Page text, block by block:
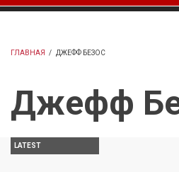
ГЛАВНАЯ / ДЖЕФФ БЕЗОС
Джефф
LATEST